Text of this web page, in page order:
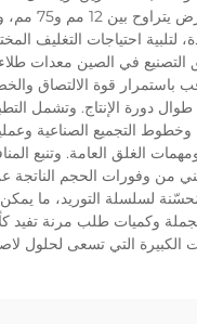
الأصفر البني
لتلبية احتياجات التغليف
في الصين معدات
باستمرار قوة الالتصاق
دورة الإنتاج. وتشمل
وخطوط التجميع الصناعية
ومهمات الغلق العامة. وتنبع
من وفورات الحجم الناتجة عن
لسلسلة التوريد، ما
وكميات طلب مرنة تفيد
الكبيرة التي تسعى لحلول